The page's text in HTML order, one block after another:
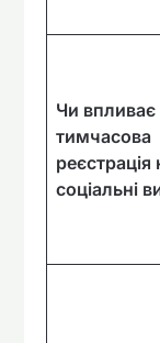
Чи впливає
тимчасова
реєстрація
соціальні